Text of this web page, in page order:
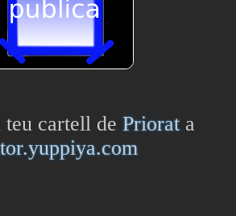
cartell de Priorata